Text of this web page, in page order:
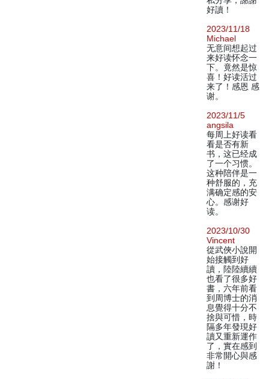
好讀！
2023/11/18
Michael
无意间想起过
来好读怀念一
下。竟然是惊
喜！好读活过
来了！感恩 感
谢。
2023/11/5
angsila
每周上好读看
看是否有新
书，这已经成
了一个习惯。
这种陪伴是一
种舒服的，充
满确定感的安
心。感谢好
读。
2023/10/30
Vincent
從武俠小說開
始接觸到好
讀，陸陸續續
也看了很多好
書，六年前看
到周博士的消
息覺得十分不
捨與可惜，時
隔多年發現好
讀又重新運作
了，實在感到
非常開心與感
謝！